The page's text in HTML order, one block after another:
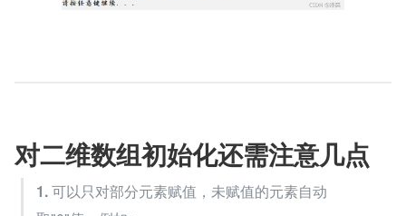
对二维数组初始化还需注意几点
1. 可以只对部分元素赋值，未赋值的元素自动